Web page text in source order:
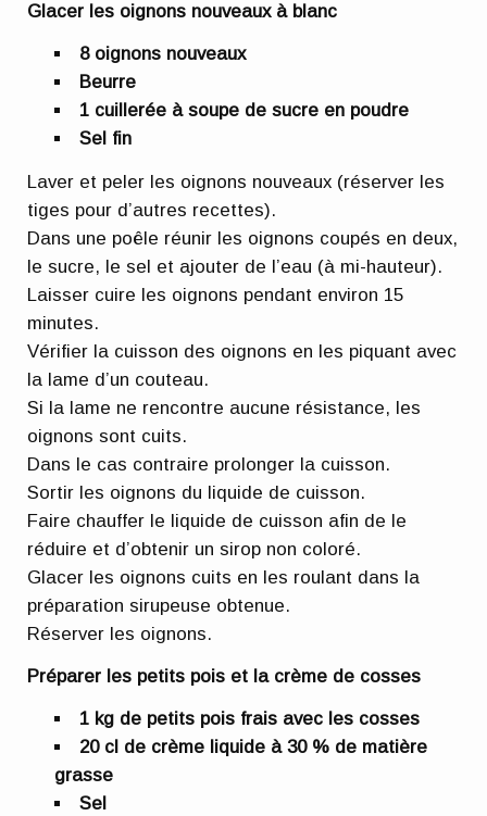
Glacer les oignons nouveaux à blanc
8 oignons nouveaux
Beurre
1 cuillerée à soupe de sucre en poudre
Sel fin
Laver et peler les oignons nouveaux (réserver les
tiges pour d’autres recettes).
Dans une poêle réunir les oignons coupés en deux,
le sucre, le sel et ajouter de l’eau (à mi-hauteur).
Laisser cuire les oignons pendant environ 15
minutes.
Vérifier la cuisson des oignons en les piquant avec
la lame d’un couteau.
Si la lame ne rencontre aucune résistance, les
oignons sont cuits.
Dans le cas contraire prolonger la cuisson.
Sortir les oignons du liquide de cuisson.
Faire chauffer le liquide de cuisson afin de le
réduire et d’obtenir un sirop non coloré.
Glacer les oignons cuits en les roulant dans la
préparation sirupeuse obtenue.
Réserver les oignons.
Préparer les petits pois et la crème de cosses
1 kg de petits pois frais avec les cosses
20 cl de crème liquide à 30 % de matière
grasse
Sel